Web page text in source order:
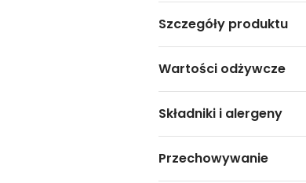
Szczegóły produktu
Wartości odżywcze
Składniki i alergeny
Przechowywanie